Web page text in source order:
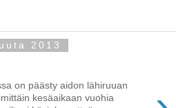
2013
on päästy aidon lähiruuan
kesäaikaan vuohia